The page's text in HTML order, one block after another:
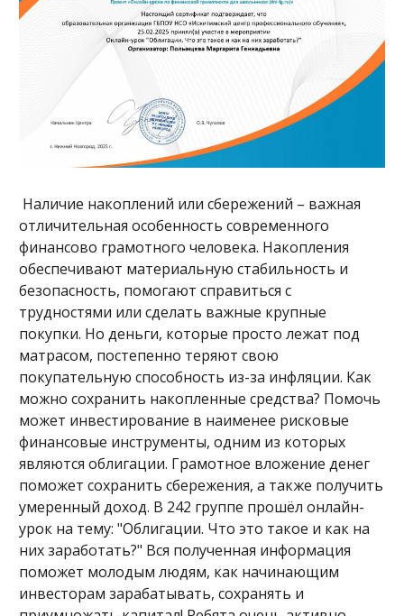
Наличие накоплений или сбережений – важная
отличительная особенность современного
финансово грамотного человека. Накопления
обеспечивают материальную стабильность и
безопасность, помогают справиться с
трудностями или сделать важные крупные
покупки. Но деньги, которые просто лежат под
матрасом, постепенно теряют свою
покупательную способность из-за инфляции. Как
можно сохранить накопленные средства? Помочь
может инвестирование в наименее рисковые
финансовые инструменты, одним из которых
являются облигации. Грамотное вложение денег
поможет сохранить сбережения, а также получить
умеренный доход. В 242 группе прошёл онлайн-
урок на тему: "Облигации. Что это такое и как на
них заработать?" Вся полученная информация
поможет молодым людям, как начинающим
инвесторам зарабатывать, сохранять и